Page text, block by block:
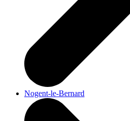
Nogent-le-Bernard